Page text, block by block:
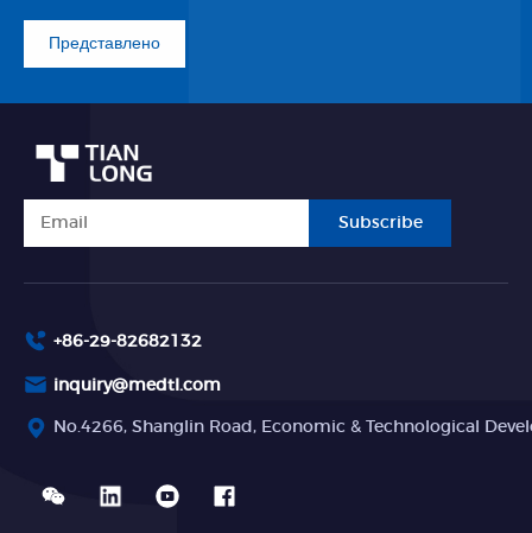
Представлено
Subscribe
+86-29-82682132
inquiry@medtl.com
No.4266, Shanglin Road, Economic & Technological